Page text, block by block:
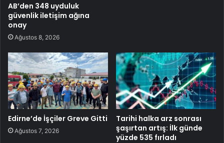
AB’den 348 uyduluk
güvenlik iletişim ağına
onay
Ağustos 8, 2026
Edirne’de İşçiler Greve Gitti
Ağustos 7, 2026
Tarihi halka arz sonrası
şaşırtan artış: İlk günde
yüzde 535 fırladı